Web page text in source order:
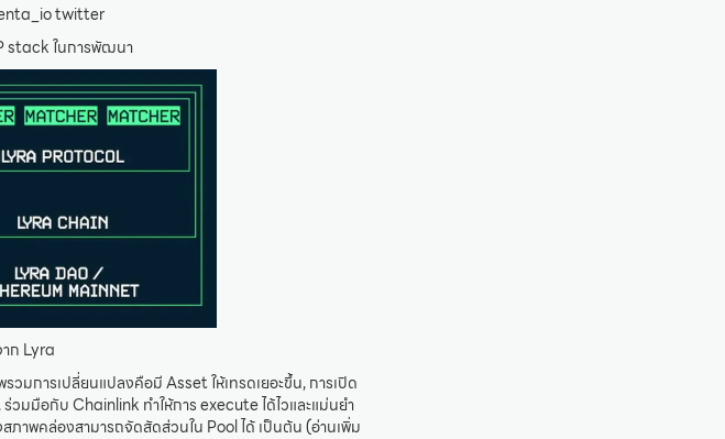
twitter
stack ในการพัฒนา
ก Lyra
มการเปลี่ยนแปลงคือมี Asset ให้เทรดเยอะขึ้น, การเปิด
มมือกับ Chainlink ทำให้การ execute ได้ไวและแม่นยำ
าพคล่องสามารถจัดสัดส่วนใน Pool ได้ เป็นต้น (อ่านเพิ่ม